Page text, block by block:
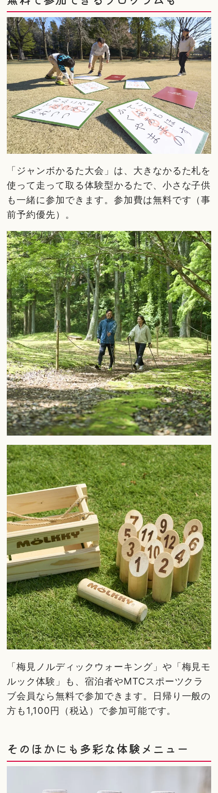
「ジャンボかるた大会」は、大きなかるた札を
使って走って取る体験型かるたで、小さな子供
も一緒に参加できます。参加費は無料です（事
前予約優先）。
「梅見ノルディックウォーキング」や「梅見モ
ルック体験」も、宿泊者やMTCスポーツクラ
ブ会員なら無料で参加できます。日帰り一般の
方も1,100円（税込）で参加可能です。
そのほかにも多彩な体験メニュー